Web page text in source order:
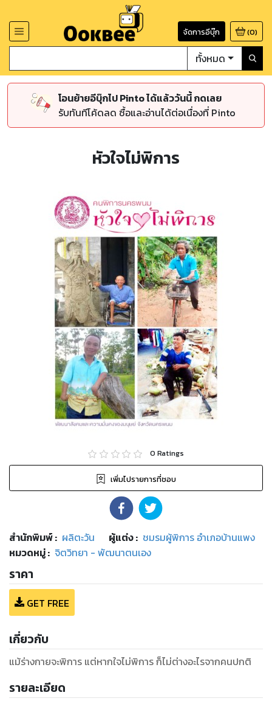
จัดการอีบุ๊ก (0)
ทั้งหมด
โอนย้ายอีบุ๊กไป Pinto ได้แล้ววันนี้ กดเลย
รับทันทีโค้ดลด ซื้อและอ่านได้ต่อเนื่องที่ Pinto
หัวใจไม่พิการ
0 Ratings
เพิ่มไปรายการที่ชอบ
สำนักพิมพ์: ผลิตะวัน ผู้แต่ง : ชมรมผู้พิการ อำเภอบ้านแพง
หมวดหมู่: จิตวิทยา - พัฒนาตนเอง
ราคา
GET FREE
เกี่ยวกับ
แม้ร่างกายจะพิการ แต่หากใจไม่พิการ ก็ไม่ต่างอะไรจากคนปกติ
รายละเอียด